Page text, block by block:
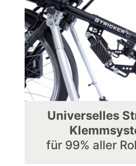
Universelles
für 99% aller